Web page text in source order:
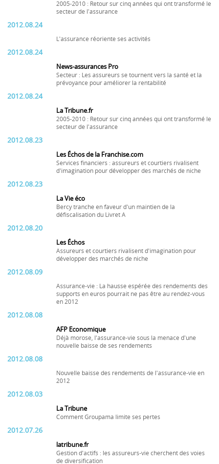
2005-2010 : Retour sur cinq années qui ont transformé le
secteur de l'assurance
2012.08.24
L'assurance réoriente ses activités
2012.08.24
News-assurances Pro
Secteur : Les assureurs se tournent vers la santé et la
prévoyance pour améliorer la rentabilité
2012.08.24
La Tribune.fr
2005-2010 : Retour sur cinq années qui ont transformé le
secteur de l'assurance
2012.08.23
Les Échos de la Franchise.com
Services financiers : assureurs et courtiers rivalisent
d'imagination pour développer des marchés de niche
2012.08.23
La Vie éco
Bercy tranche en faveur d'un maintien de la
défiscalisation du Livret A
2012.08.20
Les Échos
Assureurs et courtiers rivalisent d'imagination pour
développer des marchés de niche
2012.08.09
Assurance-vie : La hausse espérée des rendements des
supports en euros pourrait ne pas être au rendez-vous
en 2012
2012.08.08
AFP Economique
Déjà morose, l'assurance-vie sous la menace d'une
nouvelle baisse de ses rendements
2012.08.08
Nouvelle baisse des rendements de l'assurance-vie en
2012
2012.08.03
La Tribune
Comment Groupama limite ses pertes
2012.07.26
latribune.fr
Gestion d'actifs : les assureurs-vie cherchent des voies
de diversification